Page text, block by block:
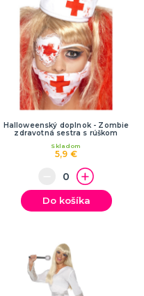
Halloweenský doplnok - Zombie
zdravotná sestra s rúškom
5,9 €
Skladom
Do košíka